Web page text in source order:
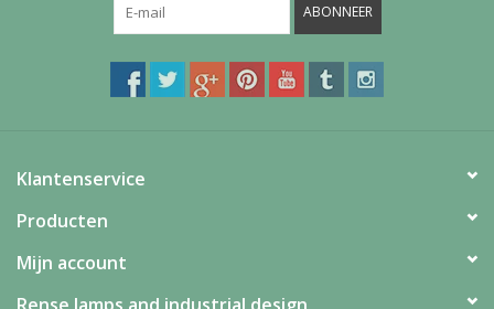
ABONNEER
Klantenservice
Producten
Mijn account